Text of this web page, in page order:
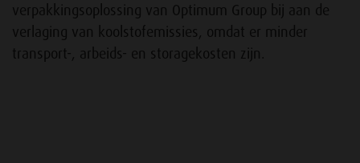
verpakkingsoplossing van Optimum Group bij aan de
verlaging van koolstofemissies, omdat er minder
transport-, arbeids- en storagekosten zijn.